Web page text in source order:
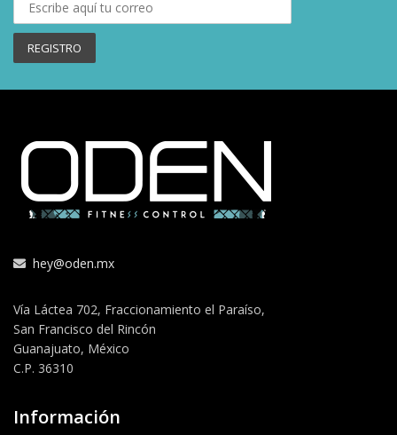
hey@oden.mx
Vía Láctea 702, Fraccionamiento el Paraíso,
San Francisco del Rincón
Guanajuato, México
C.P. 36310
Información